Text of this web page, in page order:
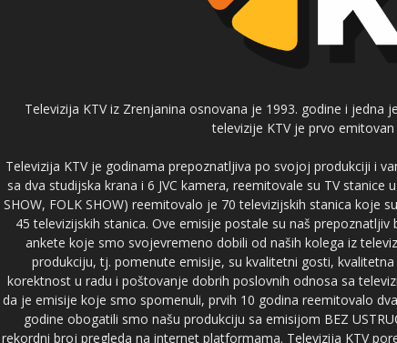
Televizija KTV iz Zrenjanina osnovana je 1993. godine i
televizije KTV je prvo
Televizija KTV je godinama prepoznatljiva po svojoj produkciji i
sa dva studijska krana i 6 JVC kamera, reemitovale su TV
SHOW, FOLK SHOW) reemitovalo je 70 televizijskih stanica koje
45 televizijskih stanica. Ove emisije postale su naš
ankete koje smo svojevremeno dobili od naših kolega iz
produkciju, tj. pomenute emisije, su kvalitetni gosti,
korektnost u radu i poštovanje dobrih poslovnih odnosa sa
da je emisije koje smo spomenuli, prvih 10 godina reemitovalo
godine obogatili smo našu produkciju sa emisijom BEZ
rekordni broj pregleda na internet platformama. Televizija KTV